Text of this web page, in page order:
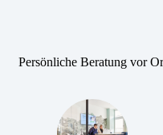
Persönliche Beratung vor